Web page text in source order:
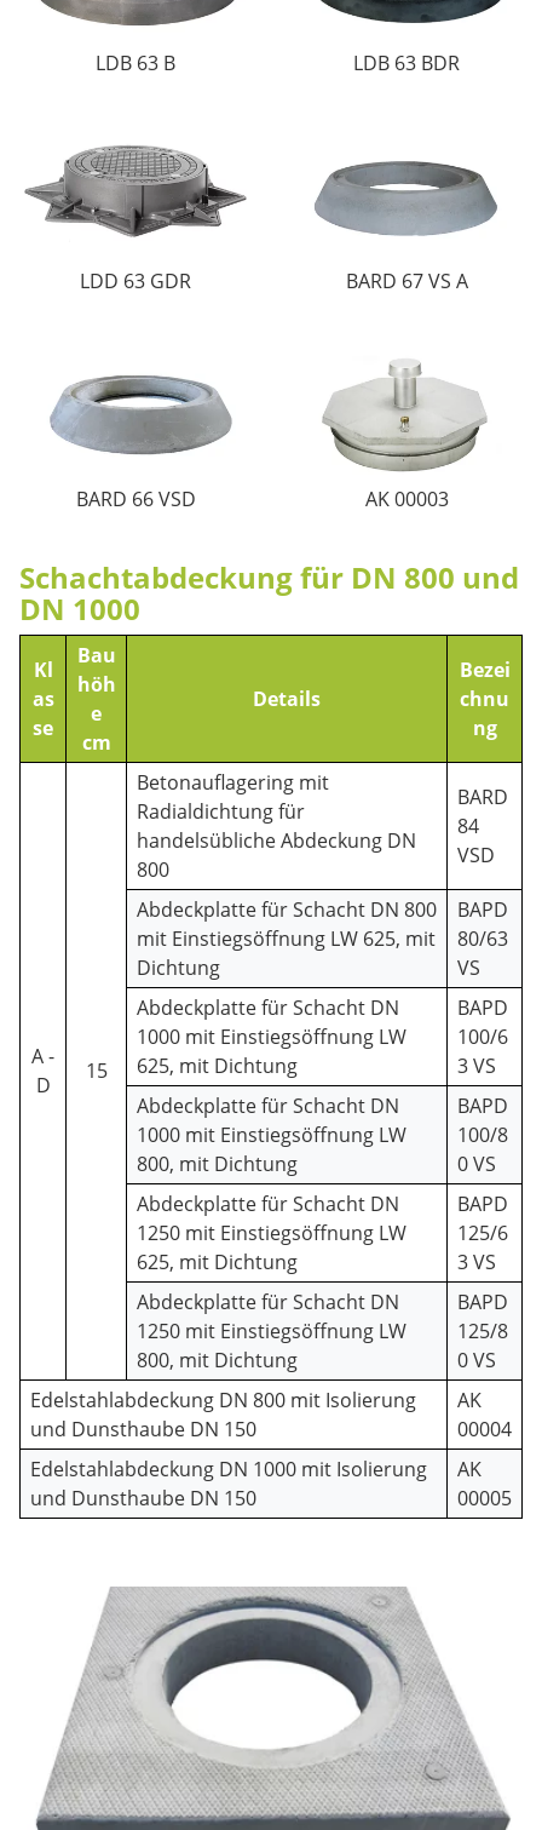
LDB 63 B LDB 63 BDR
LDD 63 GDR BARD 67 VS A
BARD 66 VSD AK 00003
Schachtabdeckung für DN 800 und
DN 1000
Kl
as
se
Bau
höh
e
cm
Details
Bezei
chnu
ng
A -
D
15
Betonauflagering mit
Radialdichtung für
handelsübliche Abdeckung DN
800
BARD
84
VSD
Abdeckplatte für Schacht DN 800
mit Einstiegsöffnung LW 625, mit
Dichtung
BAPD
80/63
VS
Abdeckplatte für Schacht DN
1000 mit Einstiegsöffnung LW
625, mit Dichtung
BAPD
100/6
3 VS
Abdeckplatte für Schacht DN
1000 mit Einstiegsöffnung LW
800, mit Dichtung
BAPD
100/8
0 VS
Abdeckplatte für Schacht DN
1250 mit Einstiegsöffnung LW
625, mit Dichtung
BAPD
125/6
3 VS
Abdeckplatte für Schacht DN
1250 mit Einstiegsöffnung LW
800, mit Dichtung
BAPD
125/8
0 VS
Edelstahlabdeckung DN 800 mit Isolierung
und Dunsthaube DN 150
AK
00004
Edelstahlabdeckung DN 1000 mit Isolierung
und Dunsthaube DN 150
AK
00005